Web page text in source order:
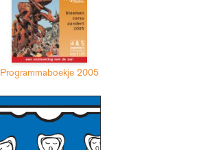
Programmaboekje 2005